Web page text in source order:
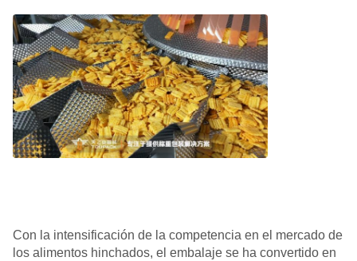
Con la intensificación de la competencia en el mercado de
los alimentos hinchados, el embalaje se ha convertido en